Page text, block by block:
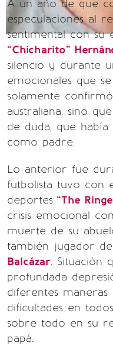
A un año de que
especulaciones al
sentimental con su
“Chicharito”
silencio y durante
emocionales que
solamente
australiana, sino
de duda, que
como padre.
Lo anterior fue
futbolista tuvo con
deportes “The
crisis emocional
muerte de su
también jugador
Balcázar. Situación
profundada
diferentes
dificultades en
sobre todo en su
papá.